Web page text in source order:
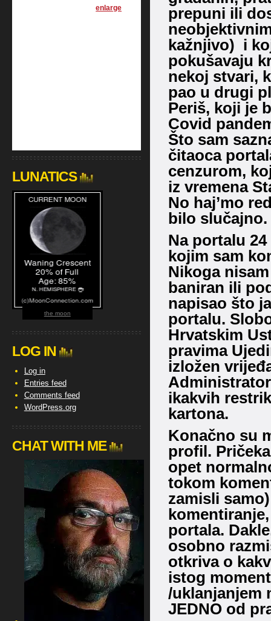
prepuni ili
kažnjivo) i
pokušavaju
nekoj stvari,
pao u drugi
Periš, koji je
Covid
Što sam
čitaoca
cenzurom,
iz vremena
No haj’mo
bilo slučajno.
Na portalu
kojim sam
Nikoga
baniran ili
napisao što
portalu.
Hrvatskim
pravima
izložen
ikakvih
kartona.
Konačno su
profil.
opet
tokom
zamisli
portala.
osobno
otkriva o
istog
/uklanjanjem
JEDNO od
[enlarge
LUNATICS
the moon
LOG IN
Log in
Entries feed
Comments feed
WordPress.org
CHAT WITH ME